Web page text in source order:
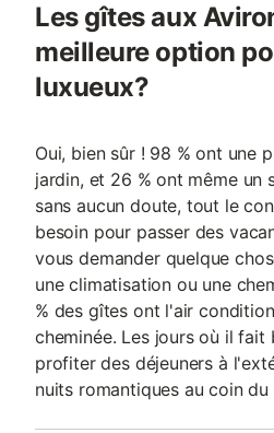
Les gîtes aux
meilleure option
luxueux?
Oui, bien sûr ! 98 % ont une
jardin, et 26 % ont même un
sans aucun doute, tout le
besoin pour passer des
vous demander quelque
une climatisation ou une
% des gîtes ont l'air
cheminée. Les jours où il fait
profiter des déjeuners à
nuits romantiques au coin du